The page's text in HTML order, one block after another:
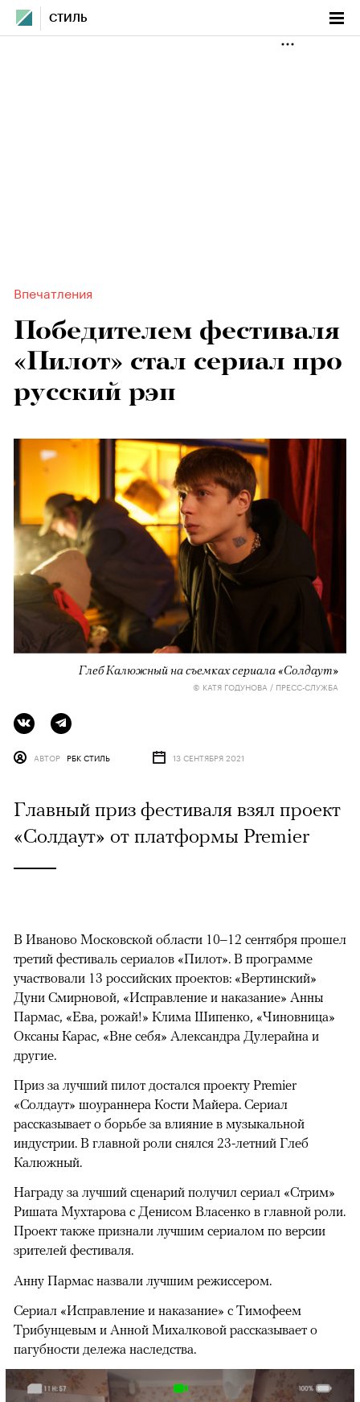
СТИЛЬ
Впечатления
Победителем фестиваля
«Пилот» стал сериал про
русский рэп
Глеб Калюжный на съемках сериала «Солдаут»
© КАТЯ ГОДУНОВА / ПРЕСС-СЛУЖБА
АВТОР РБК СТИЛЬ 13 СЕНТЯБРЯ 2021
Главный приз фестиваля взял проект
«Солдаут» от платформы Premier
В Иваново Московской области 10–12 сентября прошел
третий фестиваль сериалов «Пилот». В программе
участвовали 13 российских проектов: «Вертинский»
Дуни Смирновой, «Исправление и наказание» Анны
Пармас, «Ева, рожай!» Клима Шипенко, «Чиновница»
Оксаны Карас, «Вне себя» Александра Дулерайна и
другие.
Приз за лучший пилот достался проекту Premier
«Солдаут» шоураннера Кости Майера. Сериал
рассказывает о борьбе за влияние в музыкальной
индустрии. В главной роли снялся 23-летний Глеб
Калюжный.
Награду за лучший сценарий получил сериал «Стрим»
Ришата Мухтарова с Денисом Власенко в главной роли.
Проект также признали лучшим сериалом по версии
зрителей фестиваля.
Анну Пармас назвали лучшим режиссером.
Сериал «Исправление и наказание» с Тимофеем
Трибунцевым и Анной Михалковой рассказывает о
пагубности дележа наследства.